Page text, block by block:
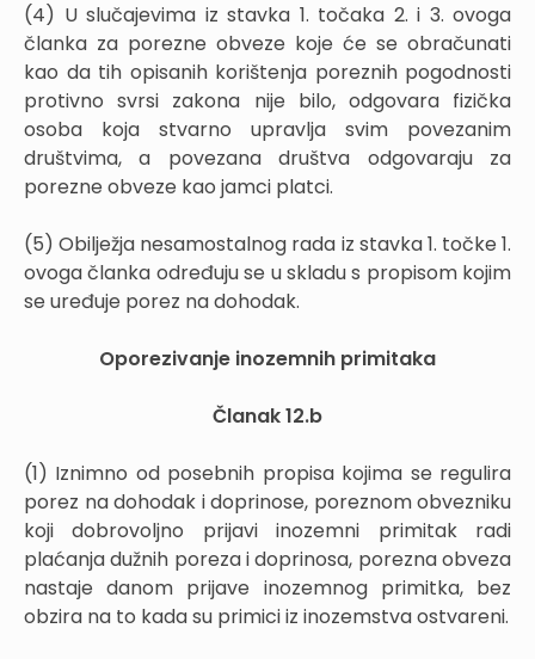
(4) U slučajevima iz stavka 1. točaka 2. i 3. ovoga
članka za porezne obveze koje će se obračunati
kao da tih opisanih korištenja poreznih pogodnosti
protivno svrsi zakona nije bilo, odgovara fizička
osoba koja stvarno upravlja svim povezanim
društvima, a povezana društva odgovaraju za
porezne obveze kao jamci platci.
(5) Obilježja nesamostalnog rada iz stavka 1. točke 1.
ovoga članka određuju se u skladu s propisom kojim
se uređuje porez na dohodak.
Oporezivanje inozemnih primitaka
Članak 12.b
(1) Iznimno od posebnih propisa kojima se regulira
porez na dohodak i doprinose, poreznom obvezniku
koji dobrovoljno prijavi inozemni primitak radi
plaćanja dužnih poreza i doprinosa, porezna obveza
nastaje danom prijave inozemnog primitka, bez
obzira na to kada su primici iz inozemstva ostvareni.